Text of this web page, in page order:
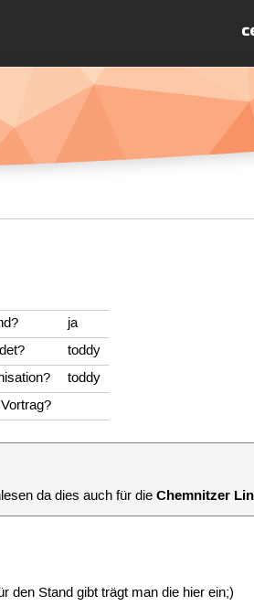
ja
toddy
toddy
da dies auch für dieChemnitzer
den Stand gibt trägt man die hier ein;)